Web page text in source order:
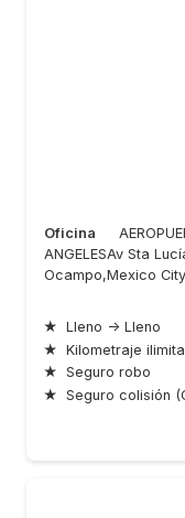
Oficina
ANGELESAv Sta
Ocampo,Mexico
★ Lleno → Lleno
★ Kilometraje
★ Seguro robo
★ Seguro colisión